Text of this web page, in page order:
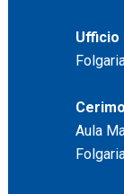
Ufficio
Aula